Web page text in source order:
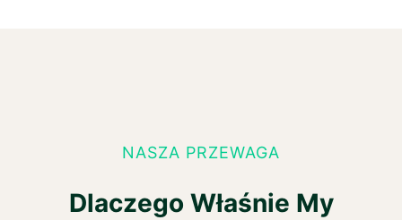
NASZA PRZEWAGA
Dlaczego Właśnie My